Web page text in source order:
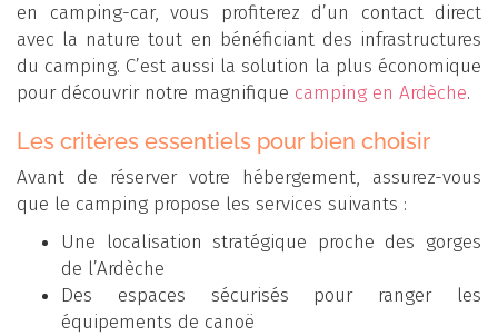
en camping-car, vous profiterez d’un contact direct
avec la nature tout en bénéficiant des infrastructures
du camping. C’est aussi la solution la plus économique
pour découvrir notre magnifique camping en Ardèche.
Les critères essentiels pour bien choisir
Avant de réserver votre hébergement, assurez-vous
que le camping propose les services suivants :
Une localisation stratégique proche des gorges
de l’Ardèche
Des espaces sécurisés pour ranger les
équipements de canoë